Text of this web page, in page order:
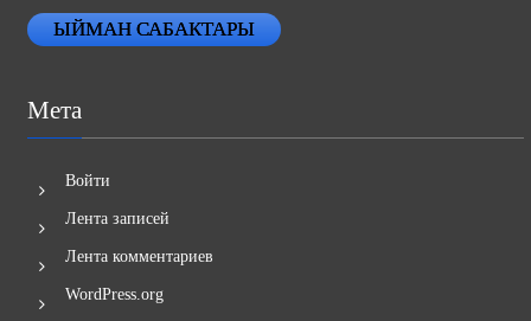
ЫЙМАН САБАКТАРЫ
Мета
Войти
Лента записей
Лента комментариев
WordPress.org